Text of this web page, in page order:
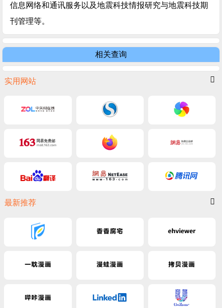
信息网络和通讯服务以及地震科技情报研究与地震科技期
刊管理等。
相关查询
实用网站
最新推荐